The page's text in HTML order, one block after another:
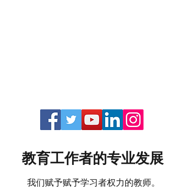
教育工作者的专业发展
我们赋予赋予学习者权力的教师。